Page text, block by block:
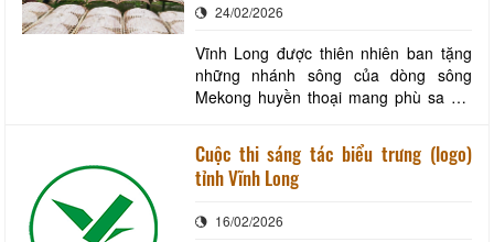
sáng tạo,
24/02/2026
Vĩnh Long được thiên nhiên ban tặng
những nhánh sông của dòng sông
Mekong huyền thoại mang phù sa bồi
cây lành trái ngọt, bốn mùa trĩu quả,
tôm cá đầy ghe. Xuân về, Tết đến du
khách có dịp về miệt cồn Vĩnh Long trải
có tấm lòn
Cuộc thi sáng tác biểu trưng (logo)
tỉnh Vĩnh Long
16/02/2026